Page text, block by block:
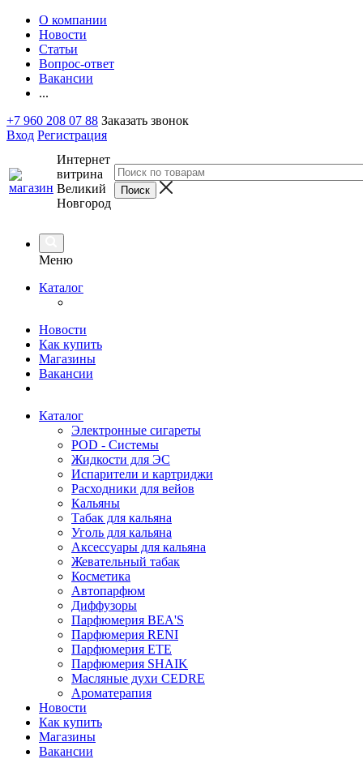
О компании
Новости
Статьи
Вопрос-ответ
Вакансии
...
+7 960 208 07 88 Заказать звонок
Вход Регистрация
Интернет
витрина
Великий
Новгород
Меню
Каталог
Новости
Как купить
Магазины
Вакансии
Каталог
Электронные сигареты
POD - Системы
Жидкости для ЭС
Испарители и картриджи
Расходники для вейов
Кальяны
Табак для кальяна
Уголь для кальяна
Аксессуары для кальяна
Жевательный табак
Косметика
Автопарфюм
Диффузоры
Парфюмерия BEA'S
Парфюмерия RENI
Парфюмерия ETE
Парфюмерия SHAIK
Масляные духи CEDRE
Ароматерапия
Новости
Как купить
Магазины
Вакансии